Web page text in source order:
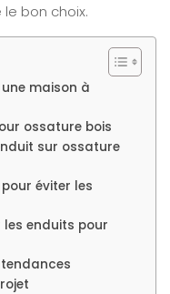
bon choix.
maison à
ossature bois
sur ossature
éviter les
les enduits pour